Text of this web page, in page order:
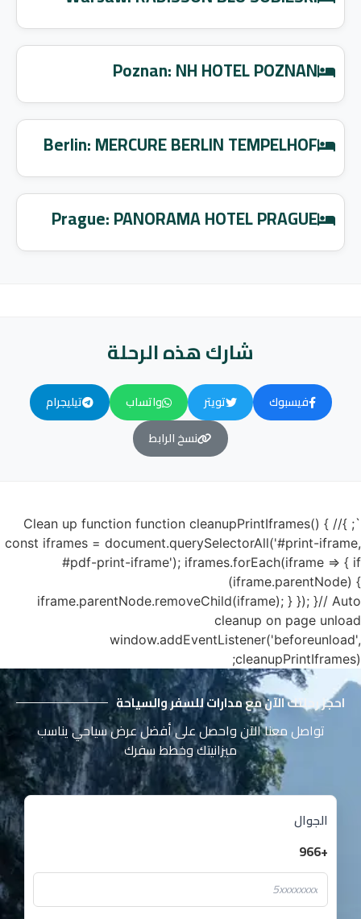
Poznan: NH HOTEL POZNAN
Berlin: MERCURE BERLIN TEMPELHOF
Prague: PANORAMA HOTEL PRAGUE
شارك هذه الرحلة
فيسبوك تويتر واتساب
تيليجرام
نسخ الرابط
`; }// Clean up function function cleanupPrintIframes() {
const iframes = document.querySelectorAll('#print-iframe,
#pdf-print-iframe'); iframes.forEach(iframe => { if
(iframe.parentNode) {
iframe.parentNode.removeChild(iframe); } }); }// Auto
cleanup on page unload
window.addEventListener('beforeunload',
cleanupPrintIframes);
احجز رحلتك الآن مع مدارات للسفر والسياحة
تواصل معنا الآن واحصل على أفضل عرض سياحي يناسب
ميزانيتك وخطط سفرك
الجوال
+966